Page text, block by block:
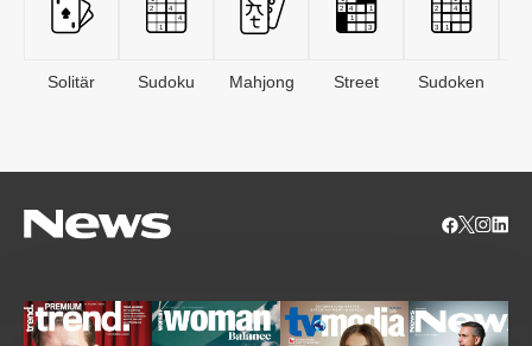
Solitär Sudoku Mahjong Street Sudoken